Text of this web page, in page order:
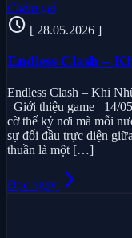
Chém gió
schedule [ 28.05.2026 ]
Endless Clash –
Endless Clash – Khi
Giới thiệu game 14/
cờ thế kỷ nơi mà mỗi
sự đối đầu trực diện
thuần là một […]
Đọc ngay arrow_forward_ios